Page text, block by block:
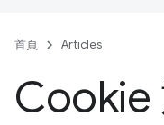
首頁 Articles
Cookie